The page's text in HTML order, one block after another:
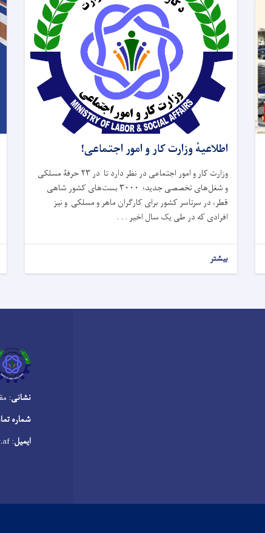
اطلاعیهٔ وزارت کار و امور اجتماعی!
وزارت کار و امور اجتماعی در نظر دارد تا در ۲۳ حرفۀ مسلکی
و شغل‌های تخصصی جدید؛ ۳۰۰۰ بست‌های کشور شاهی
قطر، در سرتاسر کشور برای کارگران ماهر و مسلکی و نیز
افرادی که در طی یک سال اخیر . . .
بیشتر
نشانی:
شماره
ایمیل: info@molsa.gov.af